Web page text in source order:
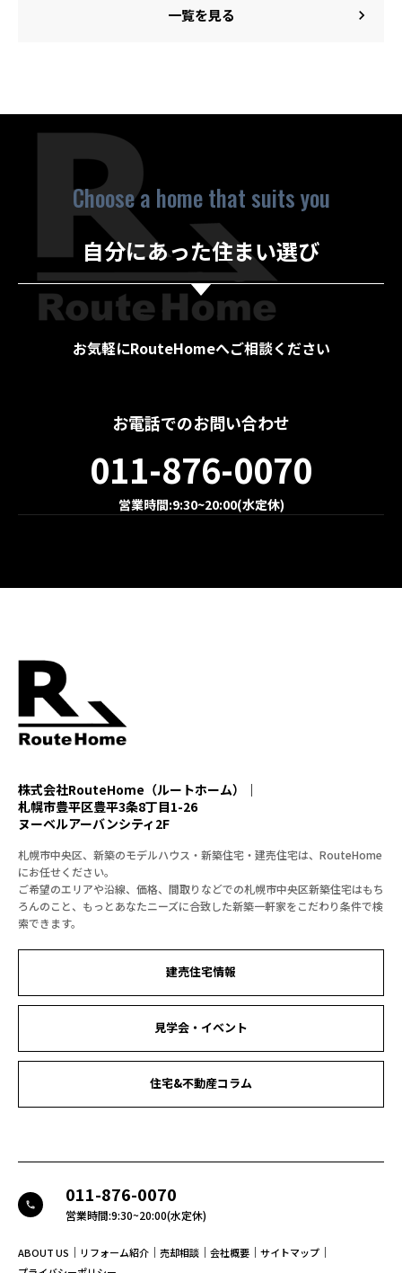
一覧を見る chevron_right
Choose a home that suits you
自分にあった住まい選び
お気軽にRouteHomeへご相談ください
お電話でのお問い合わせ
011-876-0070
営業時間:9:30~20:00(水定休)
株式会社RouteHome（ルートホーム）｜
札幌市豊平区豊平3条8丁目1-26
ヌーベルアーバンシティ2F
札幌市中央区、新築のモデルハウス・新築住宅・建売住宅は、RouteHome
にお任せください。
ご希望のエリアや沿線、価格、間取りなどでの札幌市中央区新築住宅はもち
ろんのこと、もっとあなたニーズに合致した新築一軒家をこだわり条件で検
索できます。
建売住宅情報
見学会・イベント
住宅&不動産コラム
call 011-876-0070
営業時間:9:30~20:00(水定休)
ABOUT US ｜ リフォーム紹介 ｜ 売却相談 ｜ 会社概要 ｜ サイトマップ ｜